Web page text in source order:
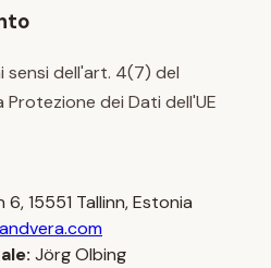
dell'art. 4(7) del
Protezione dei Dati dell'UE
15551 Tallinn, Estonia
Jörg Olbing